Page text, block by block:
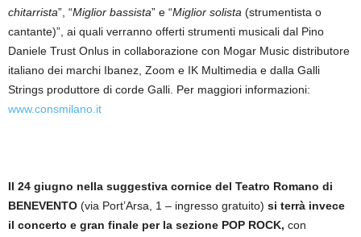
chitarrista”, “Miglior bassista” e “Miglior solista (strumentista o
cantante)”, ai quali verranno offerti strumenti musicali dal Pino
Daniele Trust Onlus in collaborazione con Mogar Music distributore
italiano dei marchi Ibanez, Zoom e IK Multimedia e dalla Galli
Strings produttore di corde Galli. Per maggiori informazioni:
www.consmilano.it
Il 24 giugno nella suggestiva cornice del Teatro Romano di
BENEVENTO (via Port’Arsa, 1 – ingresso gratuito) si terrà invece
il concerto e gran finale per la sezione POP ROCK, con